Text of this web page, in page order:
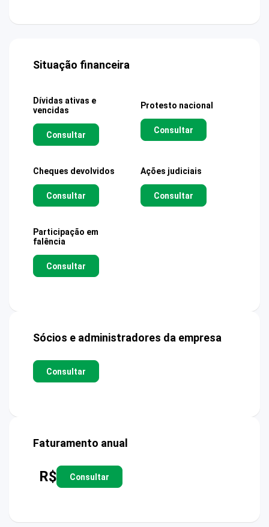
Situação financeira
Dívidas ativas e
vencidas
Consultar
Protesto nacional
Consultar
Cheques devolvidos
Consultar
Ações judiciais
Consultar
Participação em
falência
Consultar
Sócios e administradores da empresa
Consultar
Faturamento anual
R$ Consultar